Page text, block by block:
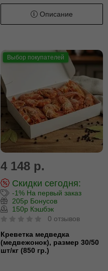
Описание
Выбор покупателей
4 148 р.
Скидки сегодня:
-1% На первый заказ
205р Бонусов
150р Кэшбэк
0 отзывов
Креветка медведка
(медвежонок), размер 30/50
шт/кг (850 гр.)